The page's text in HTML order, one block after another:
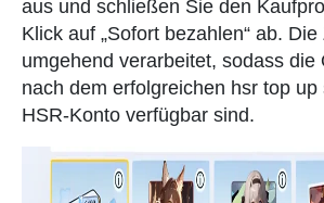
aus und schließen Sie den
Klick auf „Sofort bezahlen“ ab.
umgehend verarbeitet, sodass die
nach dem erfolgreichen hsr top up
HSR-Konto verfügbar sind.